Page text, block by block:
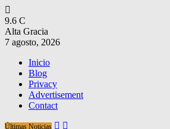
9.6 C
Alta Gracia
7 agosto, 2026
Inicio
Blog
Privacy
Advertisement
Contact
Últimas Noticias